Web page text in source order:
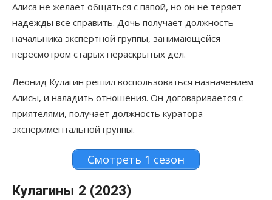
Алиса не желает общаться с папой, но он не теряет
надежды все справить. Дочь получает должность
начальника экспертной группы, занимающейся
пересмотром старых нераскрытых дел.
Леонид Кулагин решил воспользоваться назначением
Алисы, и наладить отношения. Он договаривается с
приятелями, получает должность куратора
экспериментальной группы.
Смотреть 1 сезон
Кулагины 2 (2023)